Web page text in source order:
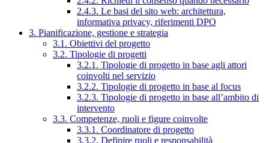
2.4.3. Le basi del sito web: architettura,
informativa privacy, riferimenti DPO
3. Pianificazione, gestione e strategia
3.1. Obiettivi del progetto
3.2. Tipologie di progetti
3.2.1. Tipologie di progetto in base agli attori
coinvolti nel servizio
3.2.2. Tipologie di progetto in base al focus
3.2.3. Tipologie di progetto in base all’ambito di
intervento
3.3. Competenze, ruoli e figure coinvolte
3.3.1. Coordinatore di progetto
3.3.2. Definire ruoli e responsabilità